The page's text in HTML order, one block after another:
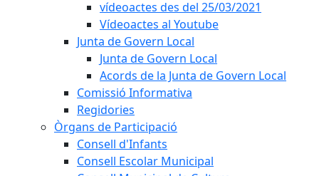
vídeoactes des del 25/03/2021
Vídeoactes al Youtube
Junta de Govern Local
Junta de Govern Local
Acords de la Junta de Govern Local
Comissió Informativa
Regidories
Òrgans de Participació
Consell d'Infants
Consell Escolar Municipal